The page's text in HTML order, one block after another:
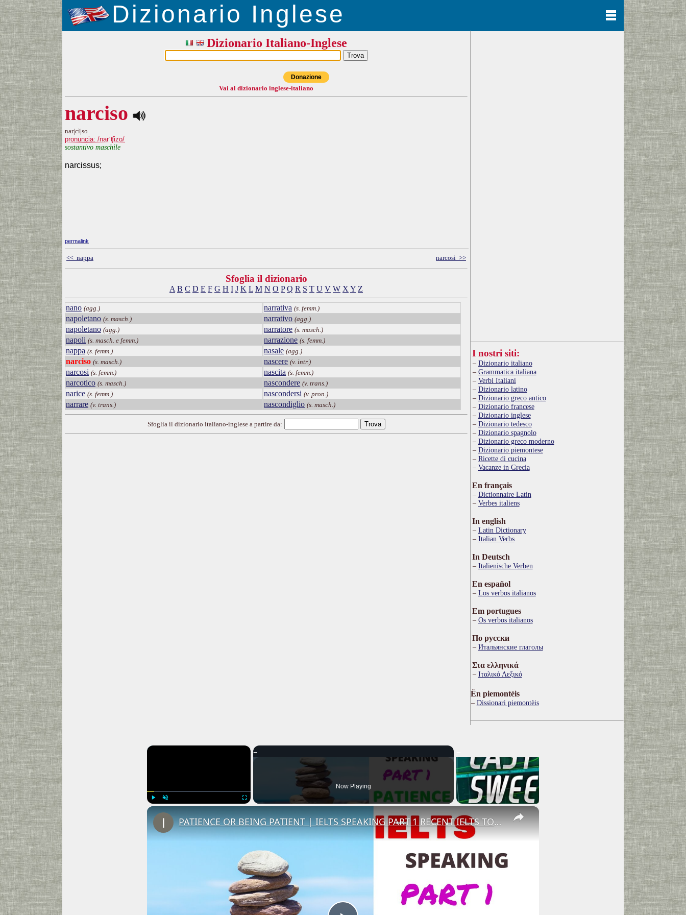
Dizionario Inglese
Dizionario Italiano-Inglese
Donazione
Vai al dizionario inglese-italiano
narciso
nar|cì|so
pronuncia: /narˈʧizo/
sostantivo maschile
narcissus;
permalink
<< nappa narcosi >>
Sfoglia il dizionario
A B C D E F G H I J K L M N O P Q R S T U V W X Y Z
nano (agg.)
napoletano (s. masch.)
napoletano (agg.)
napoli (s. masch. e femm.)
nappa (s. femm.)
narciso (s. masch.)
narcosi (s. femm.)
narcotico (s. masch.)
narice (s. femm.)
narrare (v. trans.)
narrativa (s. femm.)
narrativo (agg.)
narratore (s. masch.)
narrazione (s. femm.)
nasale (agg.)
nascere (v. intr.)
nascita (s. femm.)
nascondere (v. trans.)
nascondersi (v. pron.)
nascondiglio (s. masch.)
Sfoglia il dizionario italiano-inglese a partire da:
I nostri siti:
Dizionario italiano
Grammatica italiana
Verbi Italiani
Dizionario latino
Dizionario greco antico
Dizionario francese
Dizionario inglese
Dizionario tedesco
Dizionario spagnolo
Dizionario greco moderno
Dizionario piemontese
Ricette di cucina
Vacanze in Grecia
En français
Dictionnaire Latin
Verbes italiens
In english
Latin Dictionary
Italian Verbs
In Deutsch
Italienische Verben
En español
Los verbos italianos
Em portugues
Os verbos italianos
По русски
Итальянские глаголы
Στα ελληνικά
Ιταλικό Λεξικό
Ën piemontèis
Dissionari piemontèis
×
Now Playing
×
PATIENCE OR BEING PATIENT | IELTS SPEAKING PART 1 RECENT IELTS TOPIC 2020 | Questions and Answers